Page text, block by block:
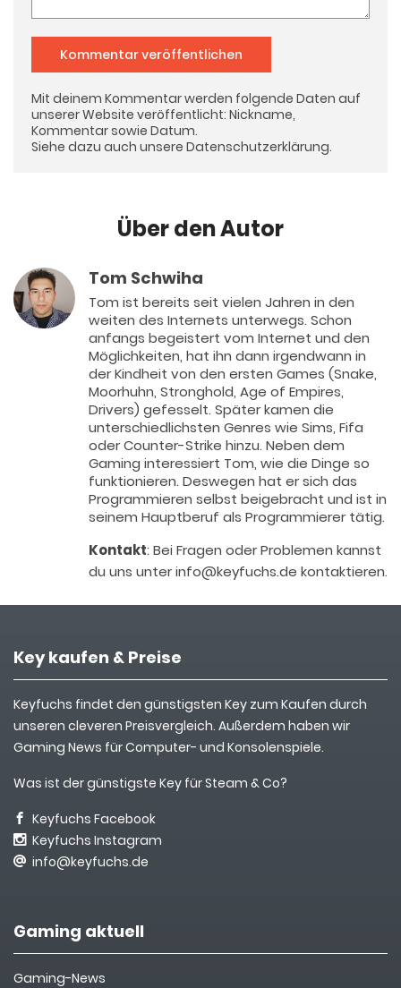
Kommentar veröffentlichen
Mit deinem Kommentar werden folgende Daten auf
unserer Website veröffentlicht: Nickname,
Kommentar sowie Datum.
Siehe dazu auch unsere Datenschutzerklärung.
Über den Autor
Tom Schwiha
Tom ist bereits seit vielen Jahren in den
weiten des Internets unterwegs. Schon
anfangs begeistert vom Internet und den
Möglichkeiten, hat ihn dann irgendwann in
der Kindheit von den ersten Games (Snake,
Moorhuhn, Stronghold, Age of Empires,
Drivers) gefesselt. Später kamen die
unterschiedlichsten Genres wie Sims, Fifa
oder Counter-Strike hinzu. Neben dem
Gaming interessiert Tom, wie die Dinge so
funktionieren. Deswegen hat er sich das
Programmieren selbst beigebracht und ist in
seinem Hauptberuf als Programmierer tätig.
Kontakt: Bei Fragen oder Problemen kannst
du uns unter info@keyfuchs.de kontaktieren.
Key kaufen & Preise
Keyfuchs findet den günstigsten Key zum Kaufen durch
unseren cleveren Preisvergleich. Außerdem haben wir
Gaming News für Computer- und Konsolenspiele.
Was ist der günstigste Key für Steam & Co?
Keyfuchs Facebook
Keyfuchs Instagram
info@keyfuchs.de
Gaming aktuell
Gaming-News